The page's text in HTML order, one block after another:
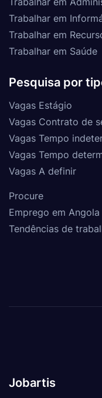
Trabalhar em
Trabalhar em
Trabalhar em Saúde
Pesquisa por
Vagas Estágio
Vagas Contrato de
Vagas Tempo
Vagas Tempo
Vagas A definir
Procure
Emprego em Angola
Tendências de
Jobartis